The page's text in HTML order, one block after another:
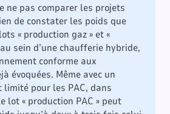
ne pas comparer les projets
de constater les poids que
« production gaz » et «
sein d’une chaufferie hybride,
conforme aux
évoquées. Même avec un
limité pour les PAC, dans
lot « production PAC » peut